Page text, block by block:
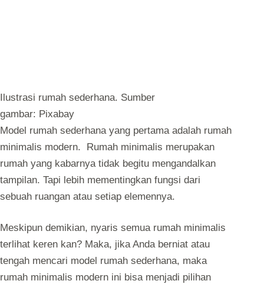
Ilustrasi rumah sederhana. Sumber
gambar: Pixabay
Model rumah sederhana yang pertama adalah rumah
minimalis modern. Rumah minimalis merupakan
rumah yang kabarnya tidak begitu mengandalkan
tampilan. Tapi lebih mementingkan fungsi dari
sebuah ruangan atau setiap elemennya.
Meskipun demikian, nyaris semua rumah minimalis
terlihat keren kan? Maka, jika Anda berniat atau
tengah mencari model rumah sederhana, maka
rumah minimalis modern ini bisa menjadi pilihan